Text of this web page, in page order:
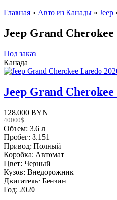
Главная » Авто из Канады » Jeep
Jeep Grand
Под заказ
Канада
Jeep Grand
128.000 BYN
40000$
Объем: 3.6 л
Пробег: 8.151
Привод: Полный
Коробка: Автомат
Цвет: Черный
Кузов: Внедорожник
Двигатель: Бензин
Год: 2020